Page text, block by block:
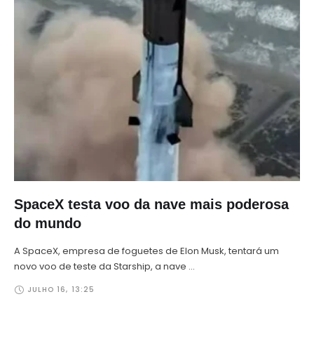
SpaceX testa voo da nave mais poderosa
do mundo
A SpaceX, empresa de foguetes de Elon Musk, tentará um
novo voo de teste da Starship, a nave …
JULHO 16, 13:25